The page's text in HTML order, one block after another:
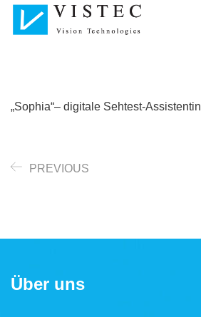
„Sophia“– digitale Sehtest-Assistentin
PREVIOUS
Über uns